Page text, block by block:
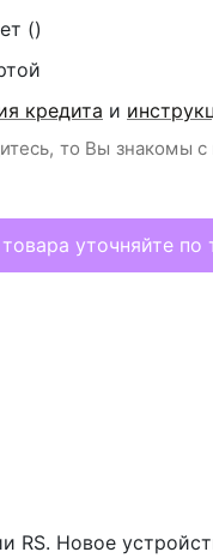
()
кредита и
то Вы знакомы
уточняйте по
RS. Новое